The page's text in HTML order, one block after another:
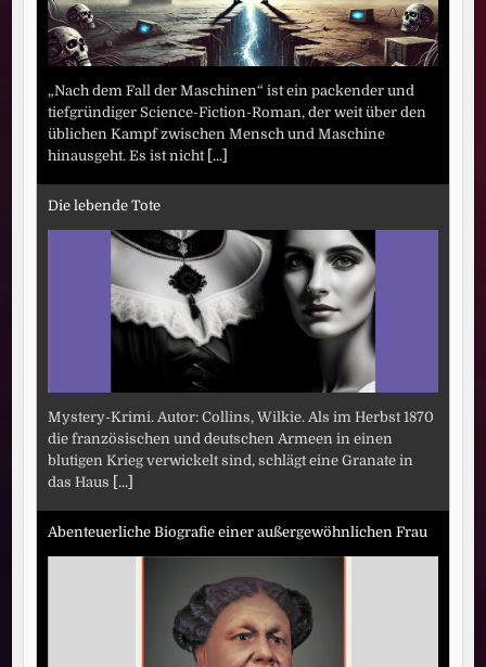
„Nach dem Fall der Maschinen“ ist ein packender und
tiefgründiger Science-Fiction-Roman, der weit über den
üblichen Kampf zwischen Mensch und Maschine
hinausgeht. Es ist nicht [...]
Die lebende Tote
Mystery-Krimi. Autor: Collins, Wilkie. Als im Herbst 1870
die französischen und deutschen Armeen in einen
blutigen Krieg verwickelt sind, schlägt eine Granate in
das Haus [...]
Abenteuerliche Biografie einer außergewöhnlichen Frau